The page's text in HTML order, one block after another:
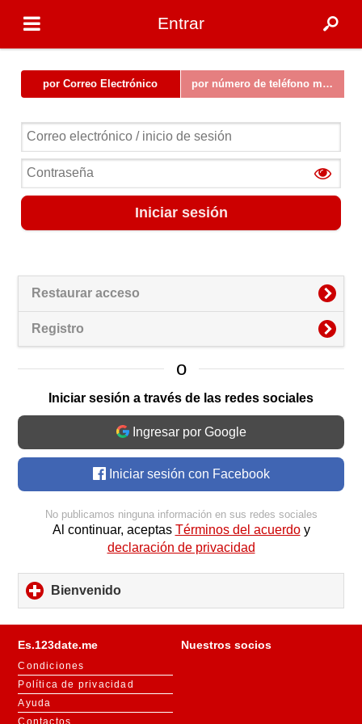
Entrar
por Correo Electrónico por número de teléfono móvil
Iniciar sesión
Restaurar acceso
Registro
o
Iniciar sesión a través de las redes sociales
Ingresar por Google
Iniciar sesión con Facebook
No publicamos ninguna información en sus redes sociales
Al continuar, aceptas Términos del acuerdoy
declaración de privacidad
Bienvenido
to
expand
Es.123date.me
Condiciones
Política de privacidad
Ayuda
Nuestros socios